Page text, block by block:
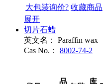
大包装询价? 收藏商品
展开
切片石蜡
英文名：
Paraffin wax
Cas No.：
8002-74-2
品 库